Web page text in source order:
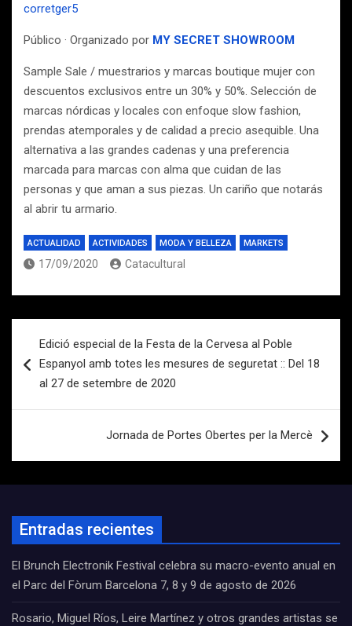
corretger5
Público · Organizado por MY SECRET SHOWROOM
Sample Sale / muestrarios y marcas boutique mujer con
descuentos exclusivos entre un 30% y 50%. Selección de
marcas nórdicas y locales con enfoque slow fashion,
prendas atemporales y de calidad a precio asequible. Una
alternativa a las grandes cadenas y una preferencia
marcada para marcas con alma que cuidan de las
personas y que aman a sus piezas. Un cariño que notarás
al abrir tu armario.
ACTUALIDAD ACTIVIDADES MODA Y BELLEZA MARKETS
17/09/2020 Catacultural
de
entradas
Edició especial de la Festa de la Cervesa al Poble
Espanyol amb totes les mesures de seguretat :: Del 18
al 27 de setembre de 2020
Jornada de Portes Obertes per la Mercè
Entradas recientes
El Brunch Electronik Festival celebra su macro-evento anual en
el Parc del Fòrum Barcelona 7, 8 y 9 de agosto de 2026
Rosario, Miguel Ríos, Leire Martínez y otros grandes artistas se